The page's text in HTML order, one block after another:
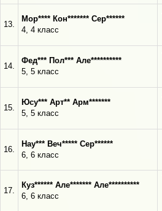
13.
Мор**** Кон******* Сер******
4, 4 класс
14.
Фед*** Пол*** Але**********
5, 5 класс
15.
Юсу*** Арт** Арм*******
5, 5 класс
16.
Нау*** Веч***** Сер******
6, 6 класс
17.
Куз****** Але******* Але**********
6, 6 класс